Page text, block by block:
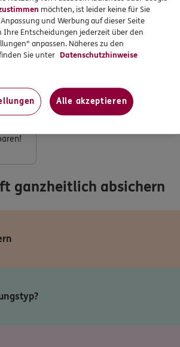
für Sie da.
ganzheitlich absichern
möchten, ist leider keine für Sie
und Werbung auf dieser Seite
Ihre Entscheidungen jederzeit über den
anpassen. Näheres zu den
Sie unter Datenschutzhinweise
Alle akzeptieren